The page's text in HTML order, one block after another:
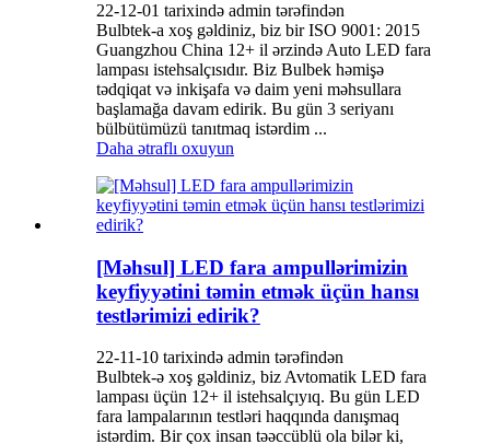
22-12-01 tarixində admin tərəfindən
Bulbtek-a xoş gəldiniz, biz bir ISO 9001: 2015
Guangzhou China 12+ il ərzində Auto LED fara
lampası istehsalçısıdır. Biz Bulbek həmişə
tədqiqat və inkişafa və daim yeni məhsullara
başlamağa davam edirik. Bu gün 3 seriyanı
bülbütümüzü tanıtmaq istərdim ...
Daha ətraflı oxuyun
[Məhsul] LED fara ampullərimizin
keyfiyyətini təmin etmək üçün hansı
testlərimizi edirik?
22-11-10 tarixində admin tərəfindən
Bulbtek-ə xoş gəldiniz, biz Avtomatik LED fara
lampası üçün 12+ il istehsalçıyıq. Bu gün LED
fara lampalarının testləri haqqında danışmaq
istərdim. Bir çox insan təəccüblü ola bilər ki,